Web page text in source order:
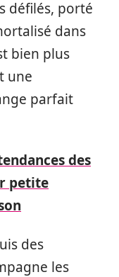
défilés, porté
dans
bien plus
une
parfait
des
petite
des
les